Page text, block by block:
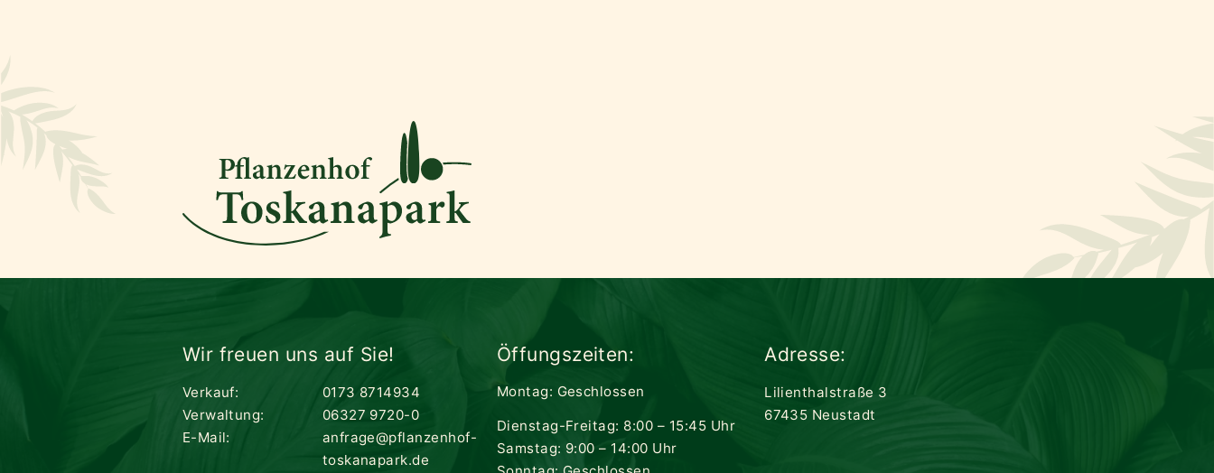
Wir freuen uns auf Sie!
Verkauf:
0173 8714934
Verwaltung:
06327 9720-0
E-Mail:
anfrage@pflanzenhof-
toskanapark.de
Öffungszeiten:
Montag: Geschlossen
Dienstag-Freitag: 8:00 – 15:45 Uhr
Samstag: 9:00 – 14:00 Uhr
Adresse:
Lilienthalstraße 3
67435 Neustadt